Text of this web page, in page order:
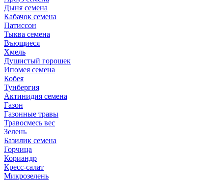
Дыня семена
Кабачок семена
Патиссон
Тыква семена
Въющиеся
Хмель
Душистый горошек
Ипомея семена
Кобея
Тунбергия
Актинидия семена
Газон
Газонные травы
Травосмесь вес
Зелень
Базилик семена
Горчица
Кориандр
Кресс-салат
Микрозелень